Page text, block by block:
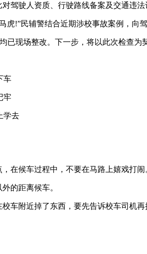
驾驶人资质、行驶路线备案及交通违法
!”民辅警结合近期涉校事故案例，向驾
现场整改。下一步，将以此次检查为
车
牢
学去
候车过程中，不要在马路上嬉戏打闹
的距离候车。
附近掉了东西，要先告诉校车司机再